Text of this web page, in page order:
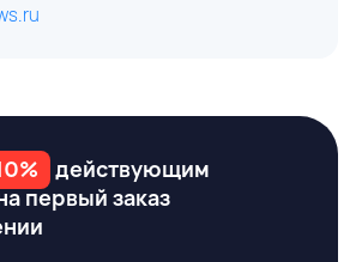
действующим
первый заказ